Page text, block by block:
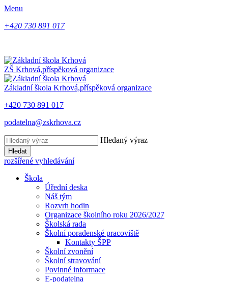
Menu
+420 730 891 017
ZŠ Krhová,příspěková organizace
Základní škola Krhová,příspěková organizace
+420 730 891 017
podatelna@zskrhova.cz
Hledaný výraz
Hledat
rozšířené vyhledávání
Škola
Úřední deska
Náš tým
Rozvrh hodin
Organizace školního roku 2026/2027
Školská rada
Školní poradenské pracoviště
Kontakty ŠPP
Školní zvonění
Školní stravování
Povinné informace
E-podatelna